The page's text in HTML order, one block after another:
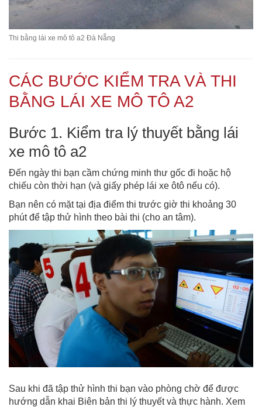
Thi bằng lái xe mô tô a2 Đà Nẵng
CÁC BƯỚC KIỂM TRA VÀ THI
BẰNG LÁI XE MÔ TÔ A2
Bước 1. Kiểm tra lý thuyết bằng lái
xe mô tô a2
Đến ngày thi bạn cầm chứng minh thư gốc đi hoặc hộ
chiếu còn thời hạn (và giấy phép lái xe ôtô nếu có).
Bạn nên có mặt tại địa điểm thi trước giờ thi khoảng 30
phút để tập thử hình theo bài thi (cho an tâm).
Sau khi đã tập thử hình thi bạn vào phòng chờ để được
hướng dẫn khai Biên bản thi lý thuyết và thực hành. Xem